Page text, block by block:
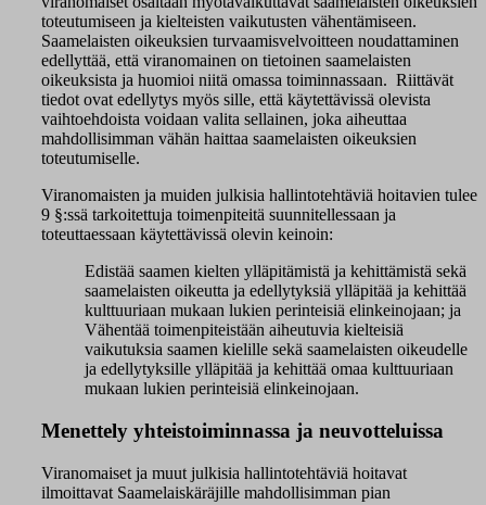
toteutumiseen ja kielteisten vaikutusten vähentämiseen.
Saamelaisten oikeuksien turvaamisvelvoitteen noudattaminen
edellyttää, että viranomainen on tietoinen saamelaisten
oikeuksista ja huomioi niitä omassa toiminnassaan. Riittävät
tiedot ovat edellytys myös sille, että käytettävissä olevista
vaihtoehdoista voidaan valita sellainen, joka aiheuttaa
mahdollisimman vähän haittaa saamelaisten oikeuksien
toteutumiselle.
Viranomaisten ja muiden julkisia hallintotehtäviä hoitavien tulee
9 §:ssä tarkoitettuja toimenpiteitä suunnitellessaan ja
toteuttaessaan käytettävissä olevin keinoin:
Edistää saamen kielten ylläpitämistä ja kehittämistä sekä
saamelaisten oikeutta ja edellytyksiä ylläpitää ja kehittää
kulttuuriaan mukaan lukien perinteisiä elinkeinojaan; ja
Vähentää toimenpiteistään aiheutuvia kielteisiä
vaikutuksia saamen kielille sekä saamelaisten oikeudelle
ja edellytyksille ylläpitää ja kehittää omaa kulttuuriaan
mukaan lukien perinteisiä elinkeinojaan.
Menettely yhteistoiminnassa ja neuvotteluissa
Viranomaiset ja muut julkisia hallintotehtäviä hoitavat
ilmoittavat Saamelaiskäräjille mahdollisimman pian